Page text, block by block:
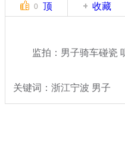
0 顶 收藏
监拍：男子骑车碰瓷
关键词：浙江宁波 男子